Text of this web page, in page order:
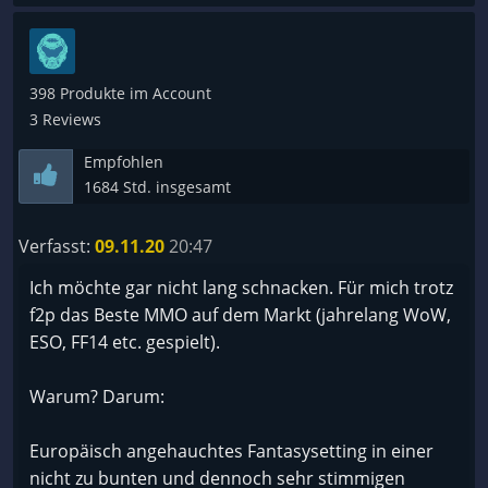
398 Produkte im Account
3 Reviews
Empfohlen
1684 Std. insgesamt
Verfasst: 09.11.2020:47
Ich möchte gar nicht lang schnacken. Für mich trotz
f2p das Beste MMO auf dem Markt (jahrelang WoW,
ESO, FF14 etc. gespielt).
Warum? Darum:
Europäisch angehauchtes Fantasysetting in einer
nicht zu bunten und dennoch sehr stimmigen